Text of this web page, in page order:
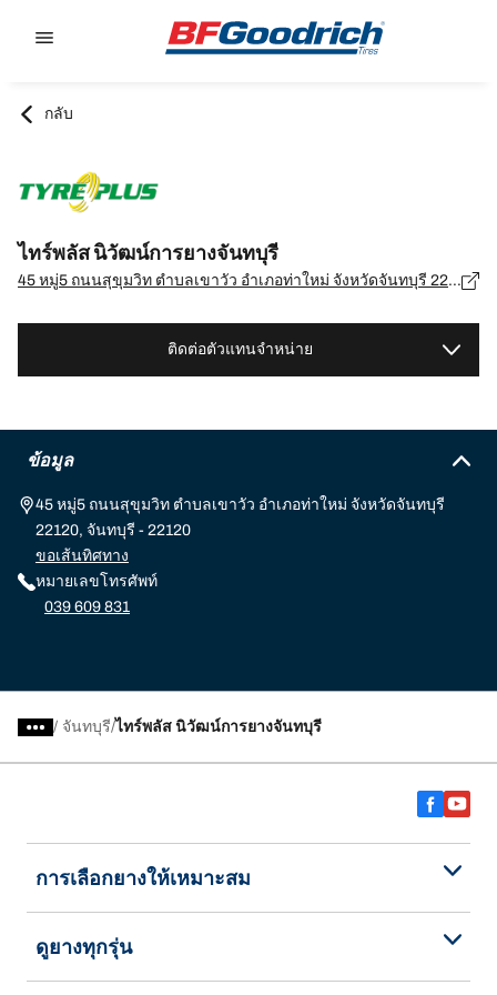
กลับ
ไทร์พลัส นิวัฒน์การยางจันทบุรี
45 หมู่5 ถนนสุขุมวิท ตำบลเขาวัว อำเภอท่าใหม่ จังหวัดจันทบุรี 22120, จันทบุรี - 22120
ติดต่อตัวแทนจำหน่าย
ข้อมูล
45 หมู่5 ถนนสุขุมวิท ตำบลเขาวัว อำเภอท่าใหม่ จังหวัดจันทบุรี
22120, จันทบุรี - 22120
ขอเส้นทิศทาง
หมายเลขโทรศัพท์
039 609 831
/ จันทบุรี ไทร์พลัส นิวัฒน์การยางจันทบุรี
การเลือกยางให้เหมาะสม
ดูยางทุกรุ่น